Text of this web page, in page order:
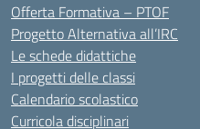
Offerta Formativa – PTOF
Progetto Alternativa all’IRC
Le schede didattiche
I progetti delle classi
Calendario scolastico
Curricola disciplinari